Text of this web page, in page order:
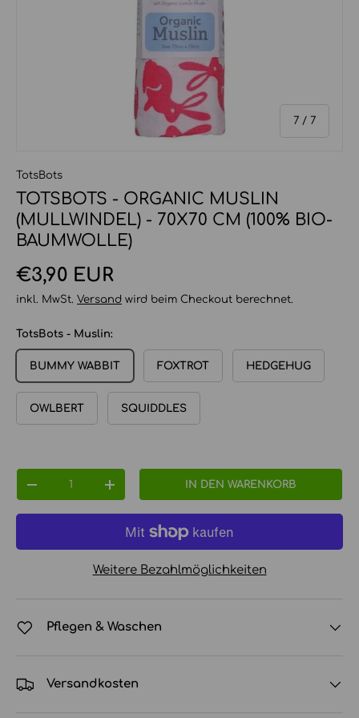
7 / von
7
TotsBots
TOTSBOTS - ORGANIC MUSLIN
(MULLWINDEL) - 70X70 CM (100% BIO-
BAUMWOLLE)
Normaler Preis
€3,90 EUR
inkl. MwSt. Versand wird beim Checkout berechnet.
TotsBots - Muslin:
BUMMY WABBIT FOXTROT HEDGEHUG
OWLBERT SQUIDDLES
MENGE VERRINGERNMENGE ERHÖHENIN DEN WARENKORB
Weitere Bezahlmöglichkeiten
Pflegen & Waschen
Versandkosten